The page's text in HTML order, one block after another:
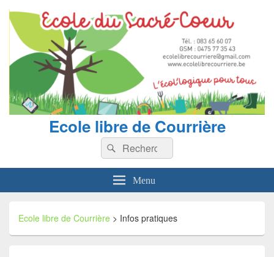
Ecole libre de Courrière
Recherche :
Rechercher
Menu
Ecole libre de Courrière > Infos pratiques